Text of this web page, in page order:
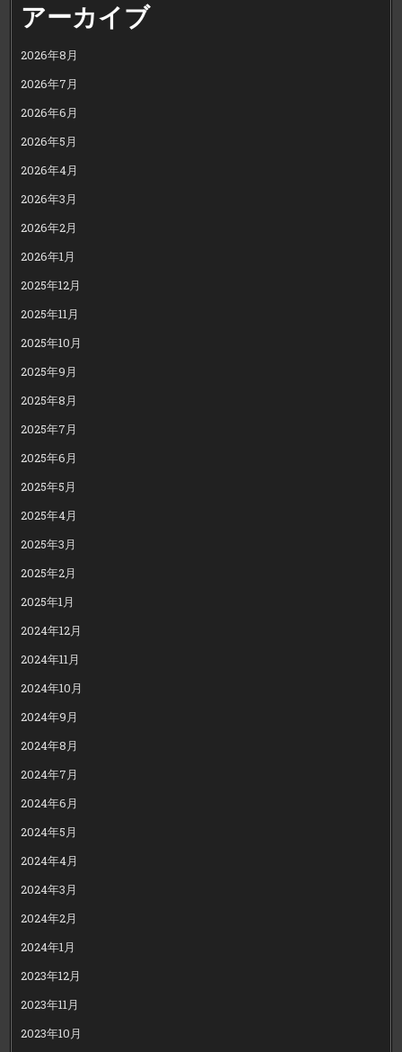
アーカイブ
2026年8月
2026年7月
2026年6月
2026年5月
2026年4月
2026年3月
2026年2月
2026年1月
2025年12月
2025年11月
2025年10月
2025年9月
2025年8月
2025年7月
2025年6月
2025年5月
2025年4月
2025年3月
2025年2月
2025年1月
2024年12月
2024年11月
2024年10月
2024年9月
2024年8月
2024年7月
2024年6月
2024年5月
2024年4月
2024年3月
2024年2月
2024年1月
2023年12月
2023年11月
2023年10月